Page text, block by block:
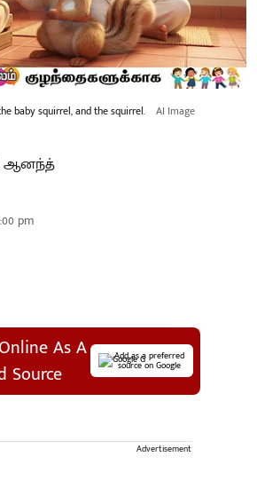
baby squirrel, and the squirrel. AI Image
ஆனந்த்
pm
As A
Source
Add as a preferred
source on Google
Advertisement